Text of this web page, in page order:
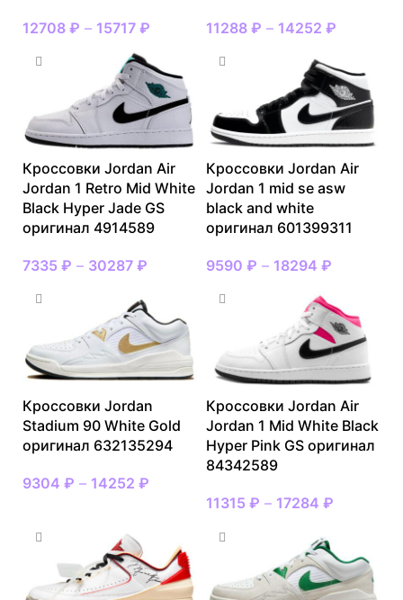
12708 ₽ – 15717 ₽ 11288 ₽ – 14252 ₽
Кроссовки Jordan Air
Jordan 1 Retro Mid White
Black Hyper Jade GS
оригинал 4914589
7335 ₽ – 30287 ₽
Кроссовки Jordan Air
Jordan 1 mid se asw
black and white
оригинал 601399311
9590 ₽ – 18294 ₽
Кроссовки Jordan
Stadium 90 White Gold
оригинал 632135294
9304 ₽ – 14252 ₽
Кроссовки Jordan Air
Jordan 1 Mid White Black
Hyper Pink GS оригинал
84342589
11315 ₽ – 17284 ₽